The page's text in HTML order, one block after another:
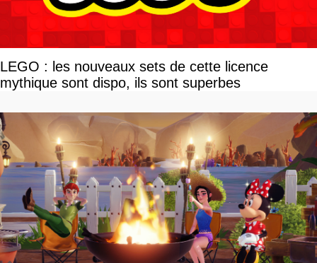
LEGO : les nouveaux sets de cette licence
mythique sont dispo, ils sont superbes